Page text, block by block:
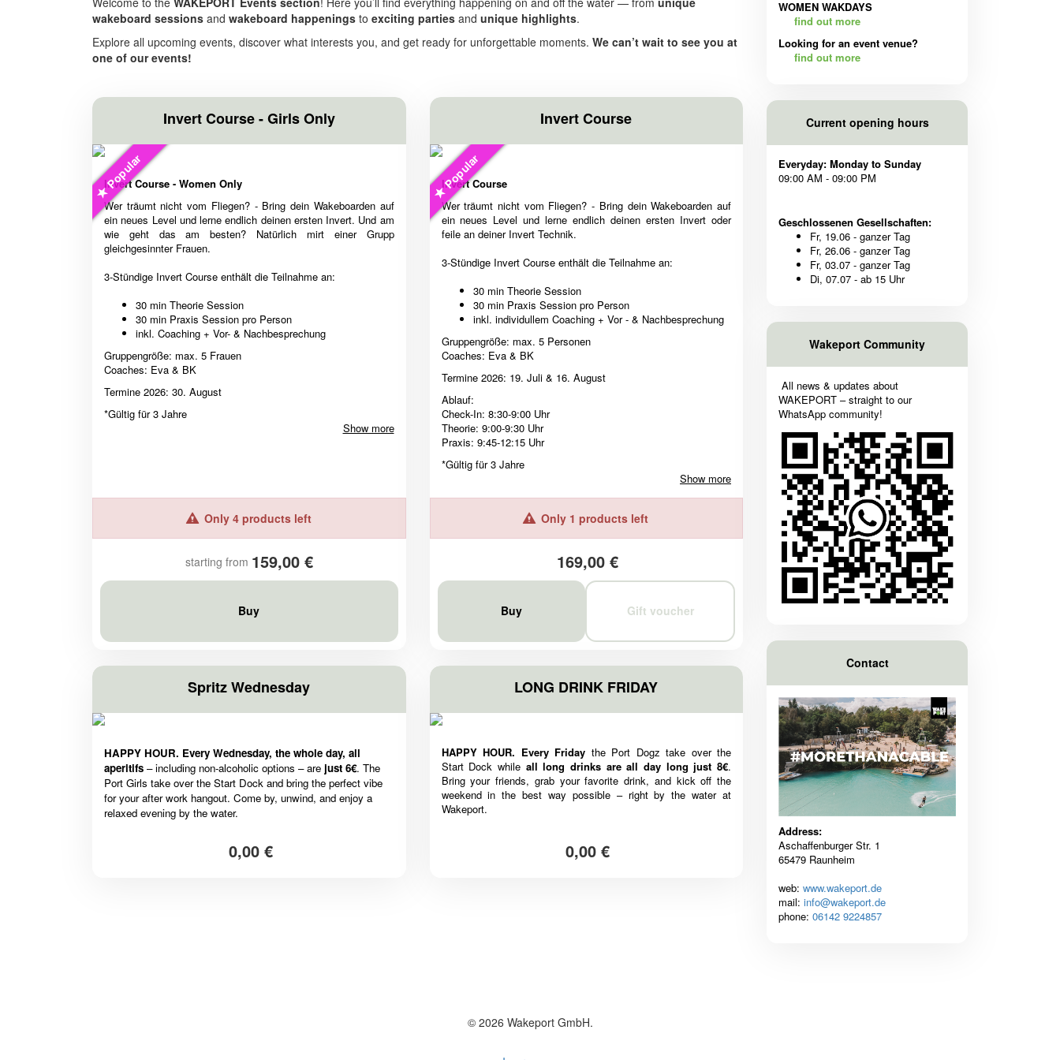
wakeboard sessions and wakeboard happenings to exciting parties and unique highlights.
Explore all upcoming events, discover what interests you, and get ready for unforgettable moments. We can’t wait to see you at
one of our events!
Invert Course - Girls Only
Popular
Invert Course - Women Only
Wer träumt nicht vom Fliegen? - Bring dein Wakeboarden auf
ein neues Level und lerne endlich deinen ersten Invert. Und am
wie geht das am besten? Natürlich mirt einer Grupp
gleichgesinnter Frauen.
3-Stündige Invert Course enthält die Teilnahme an:
30 min Theorie Session
30 min Praxis Session pro Person
inkl. Coaching + Vor- & Nachbesprechung
Gruppengröße: max. 5 Frauen
Coaches: Eva & BK
Termine 2026: 30. August
*Gültig für 3 Jahre
Show more
Only 4 products left
starting from 159,00 €
Buy
Invert Course
Popular
Invert Course
Wer träumt nicht vom Fliegen? - Bring dein Wakeboarden auf
ein neues Level und lerne endlich deinen ersten Invert oder
feile an deiner Invert Technik.
3-Stündige Invert Course enthält die Teilnahme an:
30 min Theorie Session
30 min Praxis Session pro Person
inkl. individullem Coaching + Vor - & Nachbesprechung
Gruppengröße: max. 5 Personen
Coaches: Eva & BK
Termine 2026: 19. Juli & 16. August
Ablauf:
Check-In: 8:30-9:00 Uhr
Theorie: 9:00-9:30 Uhr
Praxis: 9:45-12:15 Uhr
*Gültig für 3 Jahre
Show more
Only 1 products left
169,00 €
Buy Gift voucher
Spritz Wednesday
HAPPY HOUR. Every Wednesday, the whole day, all
aperitifs – including non-alcoholic options – are just 6€. The
Port Girls take over the Start Dock and bring the perfect vibe
for your after work hangout. Come by, unwind, and enjoy a
relaxed evening by the water.
0,00 €
LONG DRINK FRIDAY
HAPPY HOUR. Every Friday the Port Dogz take over the
Start Dock while all long drinks are all day long just 8€.
Bring your friends, grab your favorite drink, and kick off the
weekend in the best way possible – right by the water at
Wakeport.
0,00 €
WOMEN WAKDAYS
find out more
Looking for an event venue?
find out more
Current opening hours
Everyday: Monday to Sunday
09:00 AM - 09:00 PM
Geschlossenen Gesellschaften:
Fr, 19.06 - ganzer Tag
Fr, 26.06 - ganzer Tag
Fr, 03.07 - ganzer Tag
Di, 07.07 - ab 15 Uhr
Wakeport Community
All news & updates about
WAKEPORT – straight to our
WhatsApp community!
Contact
Address:
Aschaffenburger Str. 1
65479 Raunheim
web: www.wakeport.de
mail: info@wakeport.de
phone: 06142 9224857
© 2026 Wakeport GmbH.